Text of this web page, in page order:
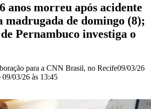
anos morreu após acidente
madrugada de domingo (8);
Pernambuco investiga o
para a CNN Brasil, no Recife09/03/26
09/03/26 às 13:45